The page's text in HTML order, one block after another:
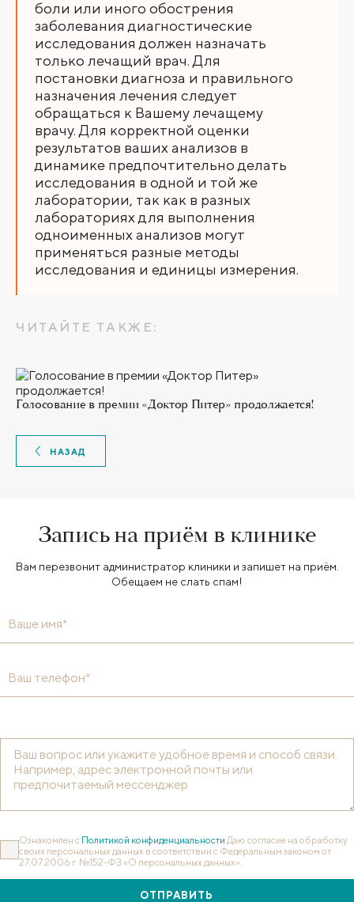
боли или иного обострения
заболевания диагностические
исследования должен назначать
только лечащий врач. Для
постановки диагноза и правильного
назначения лечения следует
обращаться к Вашему лечащему
врачу. Для корректной оценки
результатов ваших анализов в
динамике предпочтительно делать
исследования в одной и той же
лаборатории, так как в разных
лабораториях для выполнения
одноименных анализов могут
применяться разные методы
исследования и единицы измерения.
ЧИТАЙТЕ ТАКЖЕ:
Голосование в премии «Доктор Питер» продолжается!
НАЗАД
Запись на приём в клинике
Вам перезвонит администратор клиники и запишет на приём.
Обещаем не слать спам!
Ваше имя*
Ваш телефон*
Ознакомлен с Политикой конфиденциальности Даю согласие на обработку
своих персональных данных в соответствии с Федеральным законом от
27.07.2006 г. №152-ФЗ «О персональных данных».
ОТПРАВИТЬ